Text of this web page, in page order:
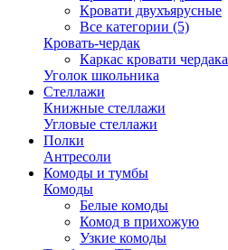
Кровати двухъярусные
Все категории (5)
Кровать-чердак
Каркас кровати чердака
Уголок школьника
Стеллажи
Книжные стеллажи
Угловые стеллажи
Полки
Антресоли
Комоды и тумбы
Комоды
Белые комоды
Комод в прихожую
Узкие комоды